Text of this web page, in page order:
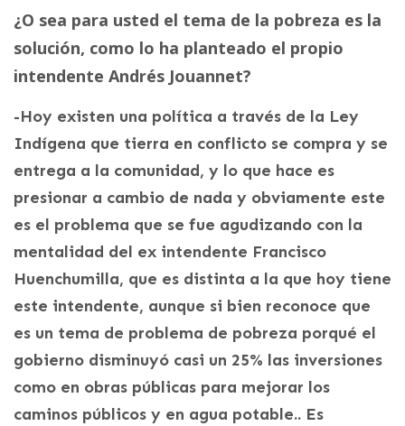
¿O sea para usted el tema de la pobreza es la
solución, como lo ha planteado el propio
intendente Andrés Jouannet?
-Hoy existen una política a través de la Ley
Indígena que tierra en conflicto se compra y se
entrega a la comunidad, y lo que hace es
presionar a cambio de nada y obviamente este
es el problema que se fue agudizando con la
mentalidad del ex intendente Francisco
Huenchumilla, que es distinta a la que hoy tiene
este intendente, aunque si bien reconoce que
es un tema de problema de pobreza porqué el
gobierno disminuyó casi un 25% las inversiones
como en obras públicas para mejorar los
caminos públicos y en agua potable.. Es